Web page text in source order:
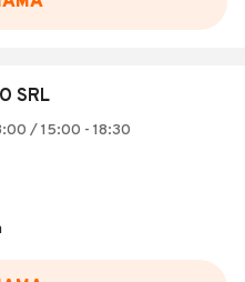
SRL
/ 15:00 - 18:30